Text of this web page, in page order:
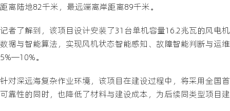
距离陆地82千米，最远端离岸距离89千米。
记者了解到，该项目设计安装了31台单机容量16.2兆瓦的风电
数据与智能算法，实现风机状态智能感知、故障智能判断与运
5%—10%。
针对深远海复杂作业环境，该项目在建设过程中，将采用全国
可靠性的同时，也降低了材料与建设成本，为后续同类型项目